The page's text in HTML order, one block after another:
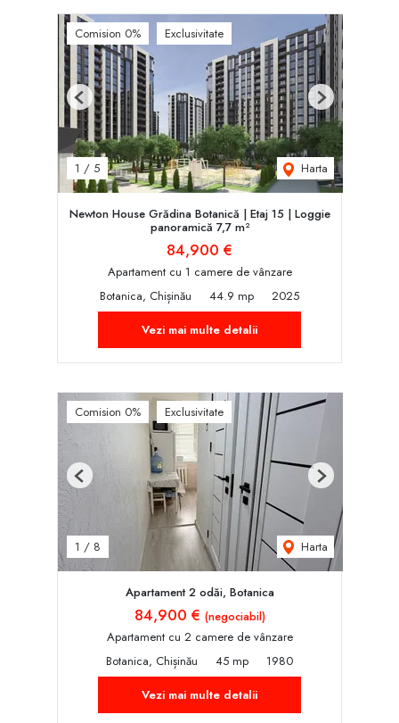
Comision 0% Exclusivitate
1 / 5 Harta
Previous Next
Newton House Grădina Botanică | Etaj 15 | Loggie
panoramică 7,7 m²
84,900 €
Apartament cu 1 camere de vânzare
Botanica, Chișinău
44.9 mp
2025
Vezi mai multe detalii
Comision 0% Exclusivitate
1 / 8 Harta
Previous Next
Apartament 2 odăi, Botanica
84,900 € (negociabil)
Apartament cu 2 camere de vânzare
Botanica, Chișinău
45 mp
1980
Vezi mai multe detalii